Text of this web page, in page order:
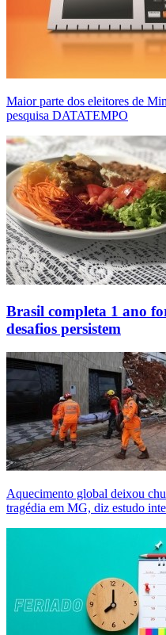
Maior parte dos eleitores de
pesquisa DATATEMPO
Brasil completa 1 ano
desafios persistem
Aquecimento global deixou
tragédia em MG, diz estudo